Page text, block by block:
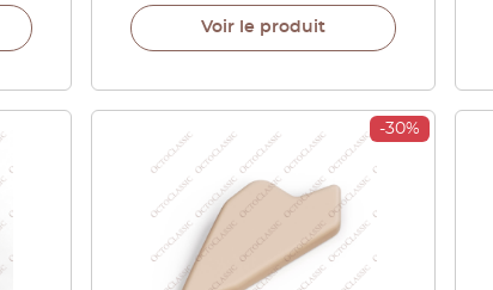
Voir le produit
-30%